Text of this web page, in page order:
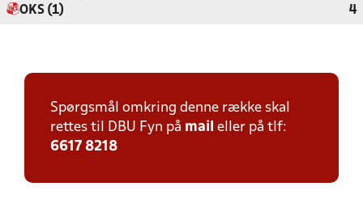
OKS (1)
4
Spørgsmål omkring denne række skal
rettes til DBU Fyn på mail eller på tlf:
6617 8218